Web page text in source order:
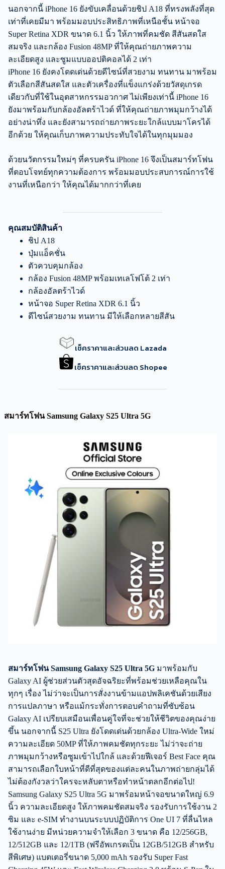
นอกจากนี้ iPhone 16 ยังขับเคลื่อนด้วยชิป A18 ที่ทรงพลังที่สุด
เท่าที่เคยมีมา พร้อมมอบประสิทธิภาพที่เหนือชั้น หน้าจอ
Super Retina XDR ขนาด 6.1 นิ้ว ให้ภาพที่คมชัด สีสันสดใส
สมจริง และกล้อง Fusion 48MP ที่ให้คุณถ่ายภาพความ
ละเอียดสูง และซูมแบบออปติคอลได้ 2 เท่า
iPhone 16 ยังคงโดดเด่นด้วยดีไซน์ที่สวยงาม ทนทาน มาพร้อม
ตัวเลือกสีสันสดใส และตัวเครื่องที่แข็งแกร่งด้วยวัสดุเกรด
เดียวกับที่ใช้ในอุตสาหกรรมอวกาศ ไม่เพียงเท่านี้ iPhone 16
ยังมาพร้อมกับกล้องอัลตร้าไวด์ ที่ให้คุณถ่ายภาพมุมกว้างได้
อย่างน่าทึ่ง และยังสามารถถ่ายภาพระยะใกล้แบบมาโครได้
อีกด้วย ให้คุณเก็บภาพความประทับใจได้ในทุกมุมมอง
ด้วยนวัตกรรมใหม่ๆ ที่ครบครัน iPhone 16 จึงเป็นสมาร์ทโฟน
ที่ตอบโจทย์ทุกความต้องการ พร้อมมอบประสบการณ์การใช้
งานที่เหนือกว่า ให้คุณได้มากกว่าที่เคย
คุณสมบัติสินค้า
ชิป A18
ปุ่มแอ็คชั่น
ตัวควบคุมกล้อง
กล้อง Fusion 48MP พร้อมเทเลโฟโต้ 2 เท่า
กล้องอัลตร้าไวด์
หน้าจอ Super Retina XDR 6.1 นิ้ว
ดีไซน์สวยงาม ทนทาน มีให้เลือกหลายสีสัน
เช็คราคาและส่วนลด Lazada
เช็คราคาและส่วนลด Shopee
สมาร์ทโฟน Samsung Galaxy S25 Ultra 5G
สมาร์ทโฟน Samsung Galaxy S25 Ultra 5G มาพร้อมกับ
Galaxy AI ผู้ช่วยส่วนตัวสุดอัจฉริยะที่พร้อมช่วยเหลือคุณใน
ทุกๆ เรื่อง ไม่ว่าจะเป็นการสั่งงานข้ามแอปพลิเคชันด้วยเสียง
การแปลภาษา หรือแม้กระทั่งการตอบคำถามที่ซับซ้อน
Galaxy AI เปรียบเสมือนเพื่อนคู่ใจที่จะช่วยให้ชีวิตของคุณง่าย
ขึ้น นอกจากนี้ S25 Ultra ยังโดดเด่นด้วยกล้อง Ultra-Wide ใหม่
ความละเอียด 50MP ที่ให้ภาพคมชัดทุกระยะ ไม่ว่าจะถ่าย
ภาพมุมกว้างหรือซูมเข้าไปใกล้ และด้วยฟีเจอร์ Best Face คุณ
สามารถเลือกใบหน้าที่ดีที่สุดของแต่ละคนในภาพถ่ายกลุ่มได้
ไม่ต้องกังวลว่าใครจะหลับตาหรือทำหน้าตลกอีกต่อไป!
Samsung Galaxy S25 Ultra 5G มาพร้อมหน้าจอขนาดใหญ่ 6.9
นิ้ว ความละเอียดสูง ให้ภาพคมชัดสมจริง รองรับการใช้งาน 2
ซิม และ e-SIM ทำงานบนระบบปฏิบัติการ One UI 7 ที่ลื่นไหล
ใช้งานง่าย มีหน่วยความจำให้เลือก 3 ขนาด คือ 12/256GB,
12/512GB และ 12/1TB (ฟรีอัพเกรดเป็น 12GB/512GB สำหรับ
สีพิเศษ) แบตเตอรี่ขนาด 5,000 mAh รองรับ Super Fast